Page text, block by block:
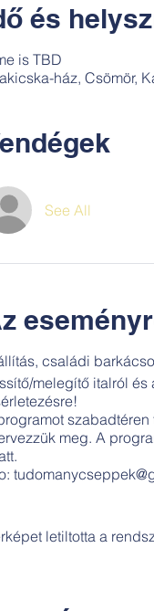
és
is TBD
ház, Csömör,
See All
családi
melegítő italról
meg. A
letiltotta a